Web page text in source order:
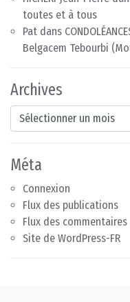
toutes et à tous
Pat dans
Belgacem Tebourbi
Archives
Archives
Méta
Connexion
Flux des publications
Flux des commentaires
Site de WordPress-FR